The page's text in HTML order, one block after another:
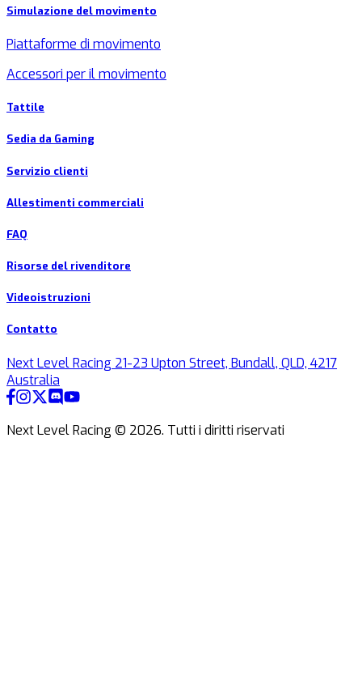
Simulazione del movimento
Piattaforme di movimento
Accessori per il movimento
Tattile
Sedia da Gaming
Servizio clienti
Allestimenti commerciali
FAQ
Risorse del rivenditore
Videoistruzioni
Contatto
Next Level Racing 21-23 Upton Street, Bundall, QLD, 4217
Australia
Next Level Racing © 2026. Tutti i diritti riservati